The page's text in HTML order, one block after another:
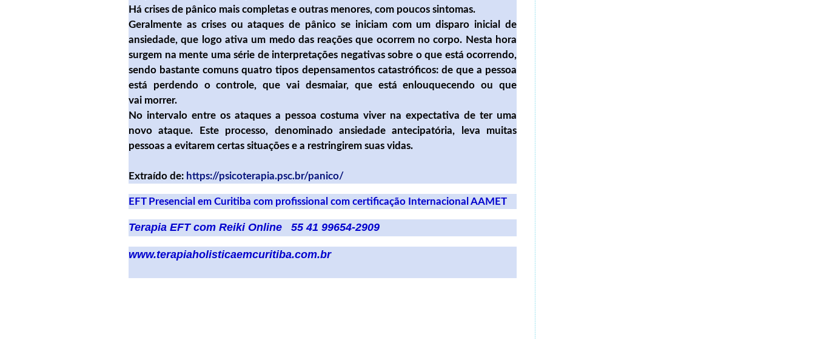
Há crises de pânico mais completas e outras menores, com poucos sintomas.
Geralmente as crises ou ataques de pânico se iniciam com um disparo inicial de
ansiedade, que logo ativa um medo das reações que ocorrem no corpo. Nesta hora
surgem na mente uma série de interpretações negativas sobre o que está ocorrendo,
sendo bastante comuns quatro tipos depensamentos catastróficos: de que a pessoa
está perdendo o controle, que vai desmaiar, que está enlouquecendo ou que
vai morrer.
No intervalo entre os ataques a pessoa costuma viver na expectativa de ter uma
novo ataque. Este processo, denominado ansiedade antecipatória, leva muitas
pessoas a evitarem certas situações e a restringirem suas vidas.
Extraído de: ​ https://psicoterapia.psc.br/panico/
EFT Presencial em Curitiba com profissional com certificação Internacional AAMET
Terapia EFT com Reiki Online 55 41 99654-2909
www.terapiaholisticaemcuritiba.com.br